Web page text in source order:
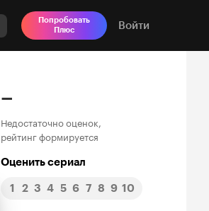
Попробовать
Плюс
Войти
–
Недостаточно оценок,
рейтинг формируется
Оценить сериал
1 2 3 4 5 6 7 8 9 10